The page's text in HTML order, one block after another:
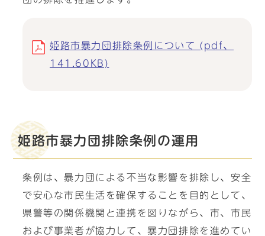
姫路市暴力団排除条例について (pdf、
141.60KB)
姫路市暴力団排除条例の運用
条例は、暴力団による不当な影響を排除し、安全
で安心な市民生活を確保することを目的として、
県警等の関係機関と連携を図りながら、市、市民
および事業者が協力して、暴力団排除を進めてい